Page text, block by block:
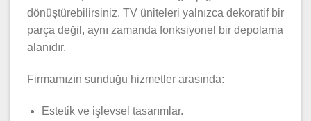
dönüştürebilirsiniz. TV üniteleri yalnızca dekoratif bir
parça değil, aynı zamanda fonksiyonel bir depolama
alanıdır.
Firmamızın sunduğu hizmetler arasında:
Estetik ve işlevsel tasarımlar.